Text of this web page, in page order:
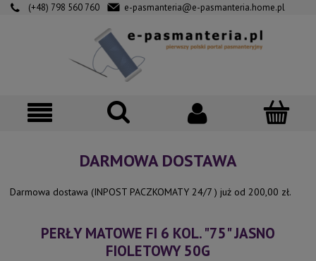
(+48) 798 560 760 e-pasmanteria@e-pasmanteria.home.pl
DARMOWA DOSTAWA
Darmowa dostawa (INPOST PACZKOMATY 24/7 ) już od 200,00 zł.
PERŁY MATOWE FI 6 KOL. "75" JASNO
FIOLETOWY 50G